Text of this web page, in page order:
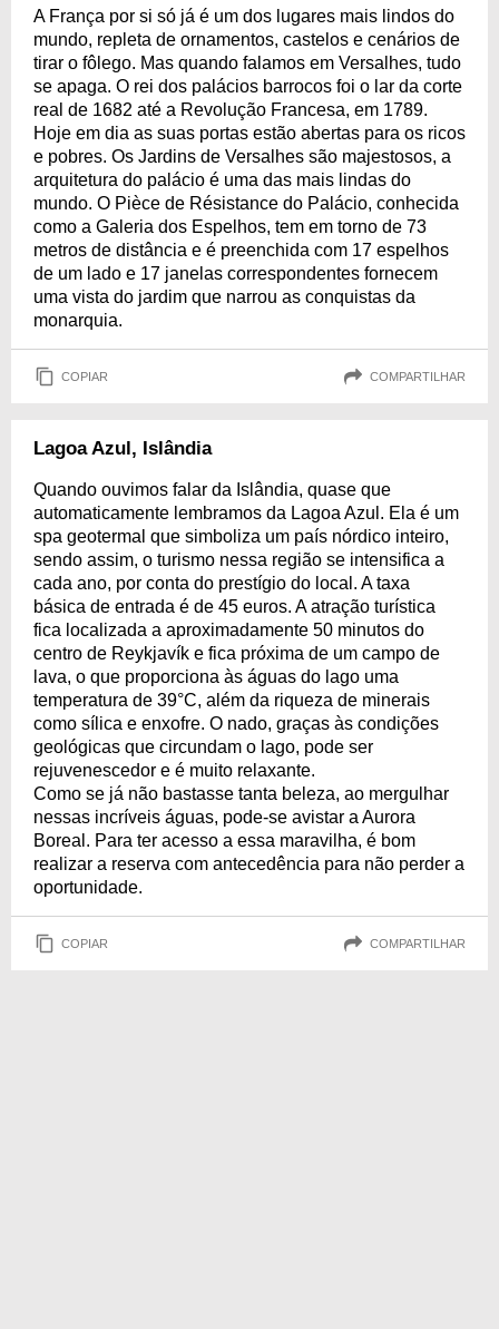
A França por si só já é um dos lugares mais lindos do
mundo, repleta de ornamentos, castelos e cenários de
tirar o fôlego. Mas quando falamos em Versalhes, tudo
se apaga. O rei dos palácios barrocos foi o lar da corte
real de 1682 até a Revolução Francesa, em 1789.
Hoje em dia as suas portas estão abertas para os ricos
e pobres. Os Jardins de Versalhes são majestosos, a
arquitetura do palácio é uma das mais lindas do
mundo. O Pièce de Résistance do Palácio, conhecida
como a Galeria dos Espelhos, tem em torno de 73
metros de distância e é preenchida com 17 espelhos
de um lado e 17 janelas correspondentes fornecem
uma vista do jardim que narrou as conquistas da
monarquia.
COPIAR COMPARTILHAR
Lagoa Azul, Islândia
Quando ouvimos falar da Islândia, quase que
automaticamente lembramos da Lagoa Azul. Ela é um
spa geotermal que simboliza um país nórdico inteiro,
sendo assim, o turismo nessa região se intensifica a
cada ano, por conta do prestígio do local. A taxa
básica de entrada é de 45 euros. A atração turística
fica localizada a aproximadamente 50 minutos do
centro de Reykjavík e fica próxima de um campo de
lava, o que proporciona às águas do lago uma
temperatura de 39°C, além da riqueza de minerais
como sílica e enxofre. O nado, graças às condições
geológicas que circundam o lago, pode ser
rejuvenescedor e é muito relaxante.
Como se já não bastasse tanta beleza, ao mergulhar
nessas incríveis águas, pode-se avistar a Aurora
Boreal. Para ter acesso a essa maravilha, é bom
realizar a reserva com antecedência para não perder a
oportunidade.
COPIAR COMPARTILHAR